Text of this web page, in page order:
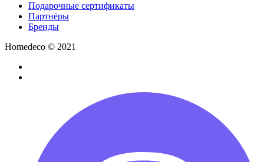
Подарочные сертификаты
Партнёры
Бренды
Homedeco © 2021